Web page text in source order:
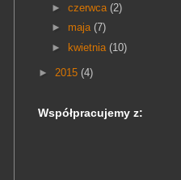
► czerwca (2)
► maja (7)
►
kwietnia (10)
► 2015 (4)
Współpracujemy z: